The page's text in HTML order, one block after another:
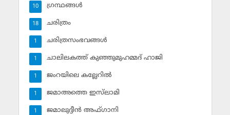
ഗ്രന്ഥങ്ങള്‍
10
ചരിത്രം
18
ചരിത്രസംഭവങ്ങള്‍
1
ചാലിലകത്ത് കുഞ്ഞുമുഹമ്മദ് ഹാജി
1
ജംറയിലെ കല്ലേറില്‍
1
ജമാഅത്തെ ഇസ്‌ലാമി
1
ജമാലുദ്ദീന്‍ അഫ്ഗാനി
1